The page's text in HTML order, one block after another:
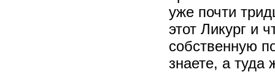
уже почти
этот Ликург и
собственную
знаете, а туда